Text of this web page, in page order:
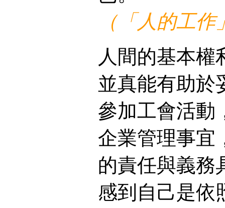
（「人的工
人間的基本權
並真能有助於
參加工會活動
企業管理事宜
的責任與義務
感到自己是依